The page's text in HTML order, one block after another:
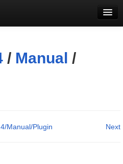
/ Manual /
Next
Manual/Plugin